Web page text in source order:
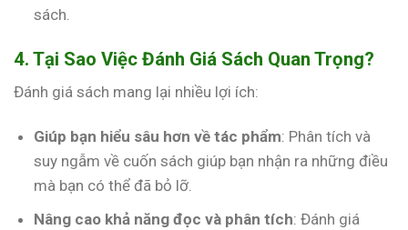
sách.
4. Tại Sao Việc Đánh Giá Sách Quan Trọng?
Đánh giá sách mang lại nhiều lợi ích:
Giúp bạn hiểu sâu hơn về tác phẩm: Phân tích và
suy ngẫm về cuốn sách giúp bạn nhận ra những điều
mà bạn có thể đã bỏ lỡ.
Nâng cao khả năng đọc và phân tích: Đánh giá